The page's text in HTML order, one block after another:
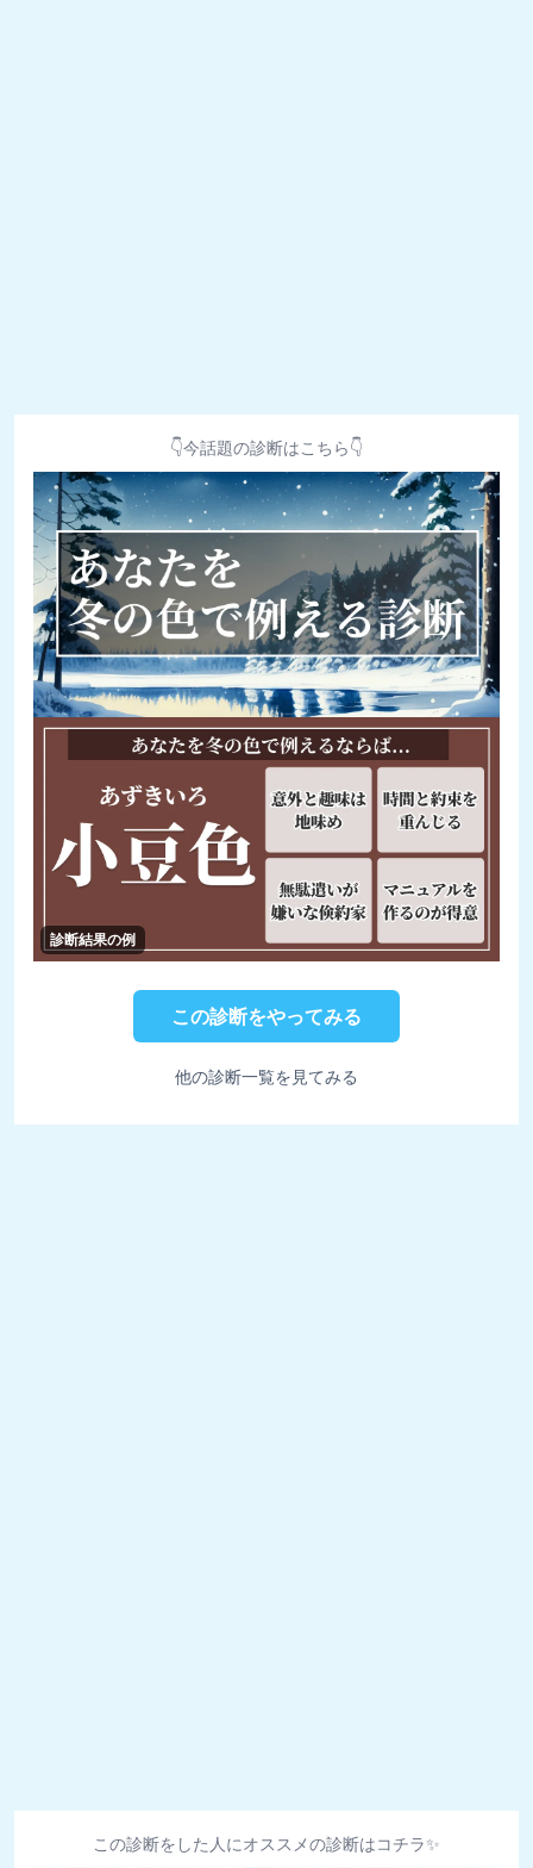
👇今話題の診断はこちら👇
診断結果の例
この診断をやってみる
他の診断一覧を見てみる
この診断をした人にオススメの診断はコチラ✨